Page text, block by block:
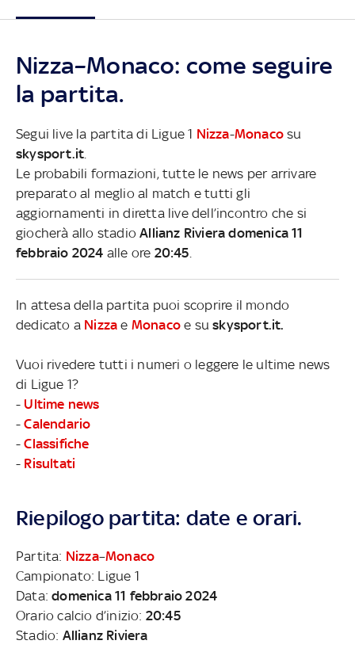
Nizza–Monaco: come seguire
la partita.
Segui live la partita di Ligue 1 Nizza-Monaco su
skysport.it
Le probabili formazioni, tutte le news per arrivare
preparato al meglio al match e tutti gli
aggiornamenti in diretta live dell’incontro che si
giocherà allo stadioAllianz Riviera domenica 11
febbraio 2024 alle ore 20:45
In attesa della partita puoi scoprire il mondo
dedicato a Nizza e Monaco e suskysport.it.
Vuoi rivedere tutti i numeri o leggere le ultime news
di Ligue 1?
- Ultime news
-Calendario
-Classifiche
- Risultati
Riepilogo partita: date e orari.
Partita: Nizza–Monaco
Campionato: Ligue 1
Data:domenica 11 febbraio 2024
Orario calcio d’inizio: 20:45
Stadio: Allianz Riviera